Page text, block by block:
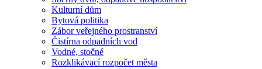
Kulturní dům
Bytová politika
Zábor veřejného prostranství
Čistírna odpadních vod
Vodné, stočné
Rozklikávací rozpočet města